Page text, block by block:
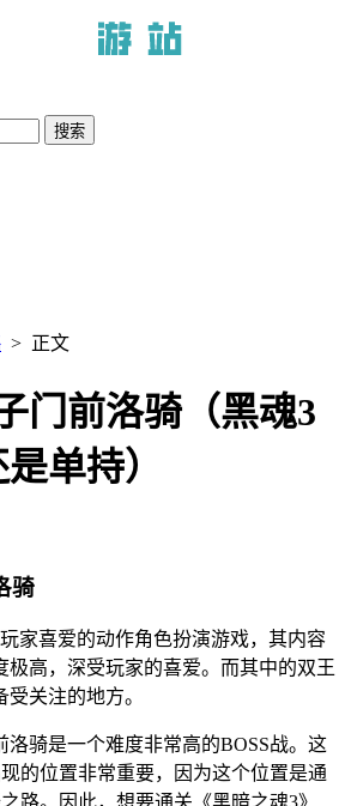
> 正文
门前洛骑（黑魂3
单持）
骑
家喜爱的动作角色扮演游戏，其内容
极高，深受玩家的喜爱。而其中的双王
关注的地方。
洛骑是一个难度非常高的BOSS战。这
的位置非常重要，因为这个位置是通